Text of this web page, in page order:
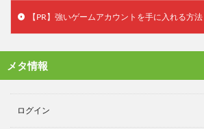
【PR】強いゲームアカウントを手に入れる方法
メタ情報
ログイン